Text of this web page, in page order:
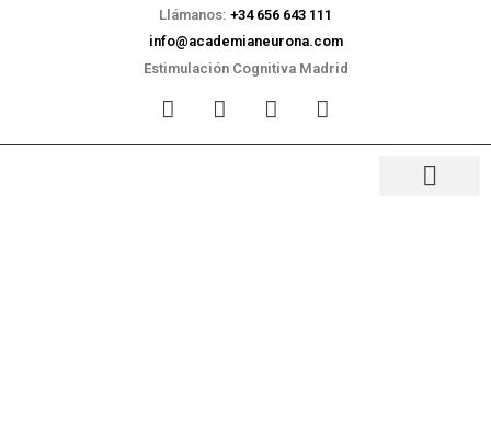
Llámanos: +34 656 643 111
info@academianeurona.com
Estimulación Cognitiva Madrid